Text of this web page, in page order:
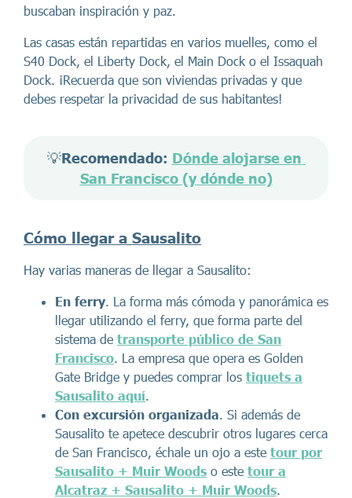
buscaban inspiración y paz.
Las casas están repartidas en varios muelles, como el
S40 Dock, el Liberty Dock, el Main Dock o el Issaquah
Dock. ¡Recuerda que son viviendas privadas y que
debes respetar la privacidad de sus habitantes!
💡Recomendado: Dónde alojarse en
San Francisco (y dónde no)
Cómo llegar a Sausalito
Hay varias maneras de llegar a Sausalito:
En ferry. La forma más cómoda y panorámica es
llegar utilizando el ferry, que forma parte del
sistema de transporte público de San
Francisco. La empresa que opera es Golden
Gate Bridge y puedes comprar los tiquets a
Sausalito aquí.
Con excursión organizada. Si además de
Sausalito te apetece descubrir otros lugares cerca
de San Francisco, échale un ojo a este tour por
Sausalito + Muir Woods o este tour a
Alcatraz + Sausalito + Muir Woods.